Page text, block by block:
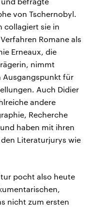
von Tschernobyl.
collagiert sie in
Romane als
Erneaux, die
nimmt
Ausgangspunkt für
Auch Didier
andere
Recherche
haben mit ihren
Literaturjurys wie
pocht also heute
nicht zum ersten